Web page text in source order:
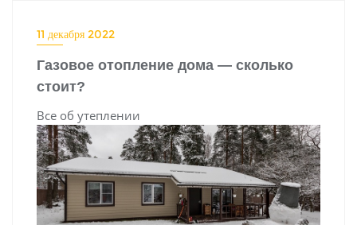
11 декабря 2022
Газовое отопление дома — сколько
стоит?
Все об утеплении